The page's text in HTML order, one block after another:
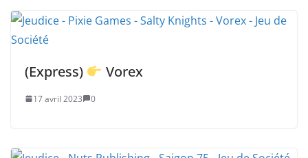
(Express) Vorex
17 avril 2023 0